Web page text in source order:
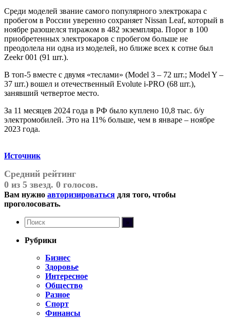
Среди моделей звание самого популярного электрокара с
пробегом в России уверенно сохраняет Nissan Leaf, который в
ноябре разошелся тиражом в 482 экземпляра. Порог в 100
приобретенных электрокаров с пробегом больше не
преодолела ни одна из моделей, но ближе всех к сотне был
Zeekr 001 (91 шт.).
В топ-5 вместе с двумя «теслами» (Model 3 – 72 шт.; Model Y –
37 шт.) вошел и отечественный Evolute i-PRO (68 шт.),
занявший четвертое место.
За 11 месяцев 2024 года в РФ было куплено 10,8 тыс. б/у
электромобилей. Это на 11% больше, чем в январе – ноябре
2023 года.
Источник
Средний рейтинг
0 из 5 звезд. 0 голосов.
Вам нужно авторизироваться для того, чтобы
проголосовать.
Рубрики
Бизнес
Здоровье
Интересное
Общество
Разное
Спорт
Финансы